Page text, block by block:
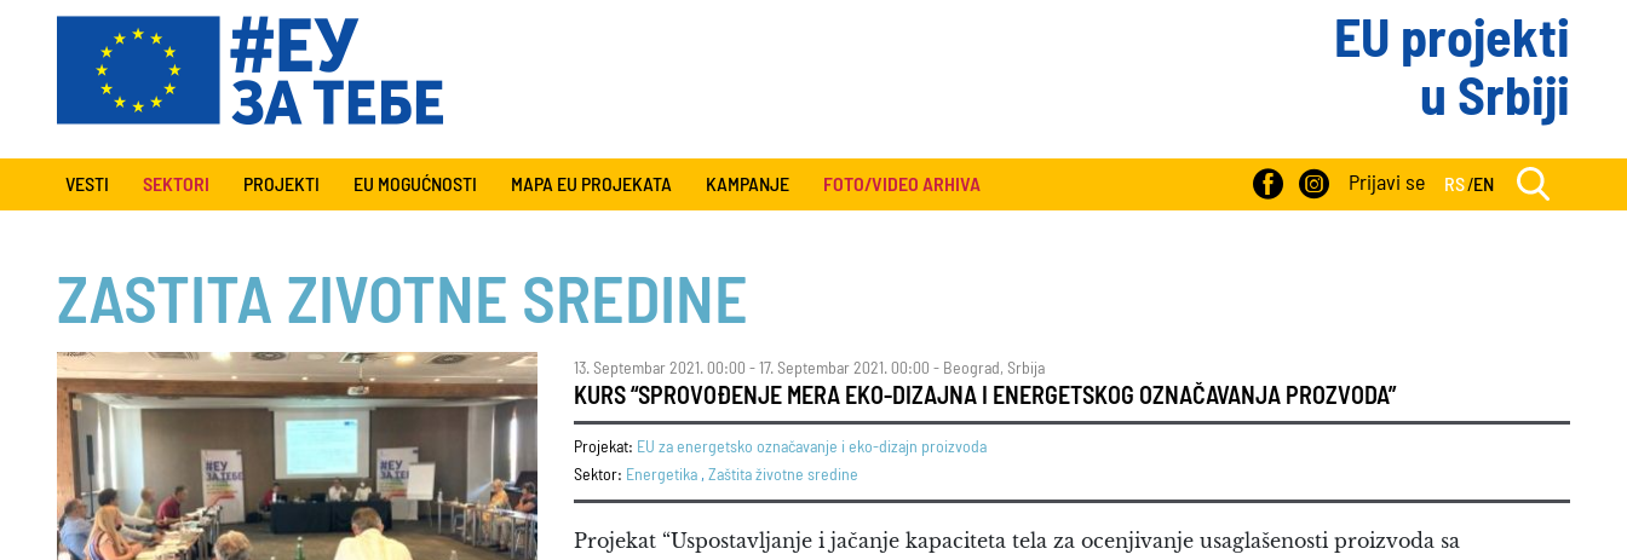
EU projekti
u Srbiji
VESTI SEKTORI PROJEKTI EU MOGUĆNOSTI MAPA EU PROJEKATA KAMPANJE FOTO/VIDEO ARHIVA Prijavi se RS/EN
ZASTITA ZIVOTNE SREDINE
13. Septembar 2021. 00:00 - 17. Septembar 2021. 00:00 - Beograd, Srbija
KURS “SPROVOĐENJE MERA EKO-DIZAJNA I ENERGETSKOG OZNAČAVANJA PROZVODA”
Projekat: EU za energetsko označavanje i eko-dizajn proizvoda
Sektor: Energetika , Zaštita životne sredine
Projekat “Uspostavljanje i jačanje kapaciteta tela za ocenjivanje usaglašenosti proizvoda sa